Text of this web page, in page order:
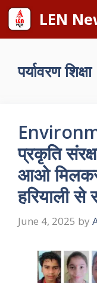
Skip
content
LEN
पर्यावरण शिक्षा
प्रकृति
आओ मिलकर
हरियाली से
June 4, 2025 by